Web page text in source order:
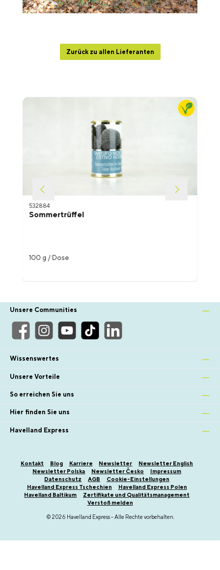
Zurück zu allen Lieferanten
Produktgalerie überspringen
532884
Sommertrüffel
100 g / Dose
Unsere Communities
Wissenswertes
Unsere Vorteile
So erreichen Sie uns
Hier finden Sie uns
Havelland Express
Kontakt Blog Karriere Newsletter
Newsletter English
Newsletter Polska
Newsletter Česko
Impressum
Datenschutz
AGB
Cookie-Einstellungen
Havelland Express Tschechien
Havelland Express Polen
Havelland Baltikum
Zertifikate und Qualitätsmanagement
Verstoß melden
© 2026 Havelland Express - Alle Rechte vorbehalten.